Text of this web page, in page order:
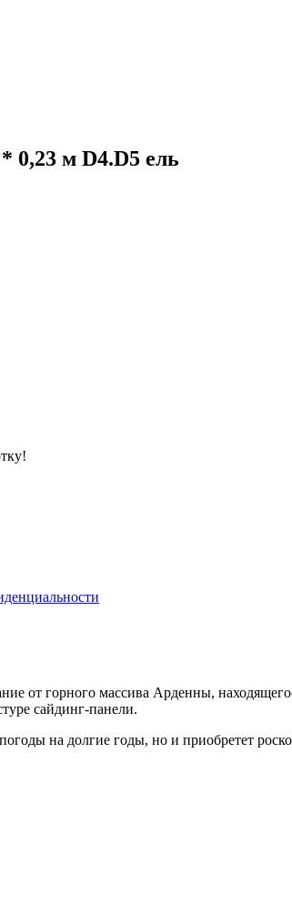
м D4.D5 ель
от горного массива Арденны,
сайдинг-панели.
на долгие годы, но и приобретет